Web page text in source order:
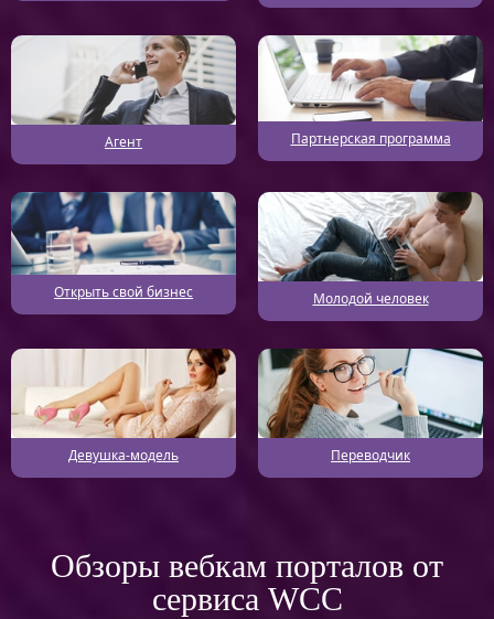
Агент Партнерская программа
Открыть свой бизнес Молодой человек
Девушка-модель Переводчик
Обзоры вебкам порталов от
сервиса WCC